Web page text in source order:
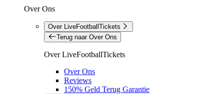
Over Ons
Over LiveFootballTickets
Terug naar Over Ons
Over LiveFootballTickets
Over Ons
Reviews
150% Geld Terug Garantie